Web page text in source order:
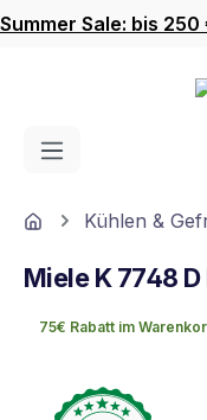
Zum Hauptinhalt
Summer Sale: bis
HomeKühlen &
75€ Rabatt im
Bildergalerie